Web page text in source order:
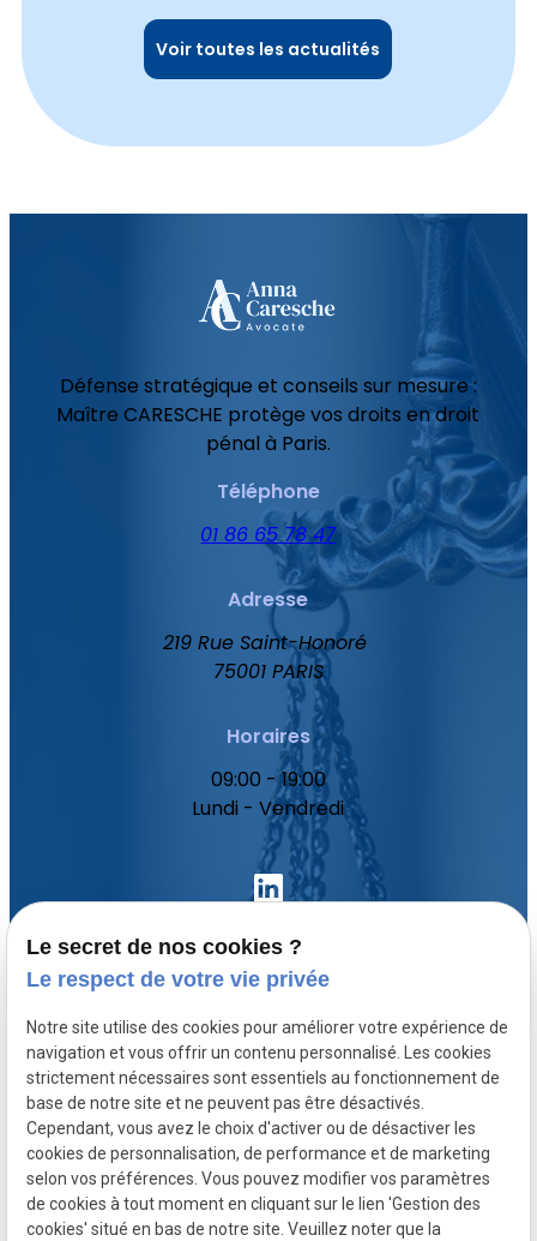
Voir toutes les actualités
Défense stratégique et conseils sur mesure :
Maître CARESCHE protège vos droits en droit
pénal à Paris.
Téléphone
01 86 65 78 47
Adresse
219 Rue Saint-Honoré
75001 PARIS
Horaires
09:00 - 19:00
Lundi - Vendredi
Votre avocat
Domaines de compétence
Actualités
Contact
SIRET :
Mentions légales
Le secret de nos cookies ?
Le respect de votre vie privée
Notre site utilise des cookies pour améliorer votre expérience de
navigation et vous offrir un contenu personnalisé. Les cookies
strictement nécessaires sont essentiels au fonctionnement de
base de notre site et ne peuvent pas être désactivés.
Cependant, vous avez le choix d'activer ou de désactiver les
cookies de personnalisation, de performance et de marketing
selon vos préférences. Vous pouvez modifier vos paramètres
de cookies à tout moment en cliquant sur le lien 'Gestion des
cookies' situé en bas de notre site. Veuillez noter que la